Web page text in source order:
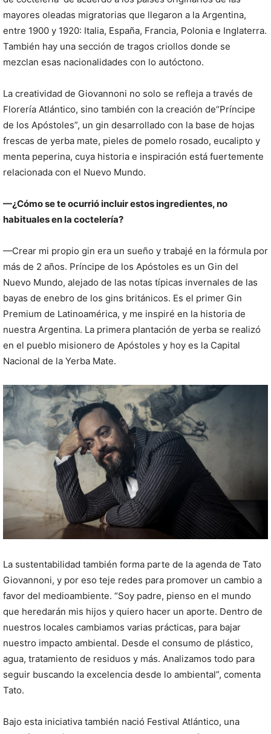
mayores oleadas migratorias que llegaron a la Argentina,
entre 1900 y 1920: Italia, España, Francia, Polonia e Inglaterra.
También hay una sección de tragos criollos donde se
mezclan esas nacionalidades con lo autóctono.
La creatividad de Giovannoni no solo se refleja a través de
Florería Atlántico, sino también con la creación de“Príncipe
de los Apóstoles”, un gin desarrollado con la base de hojas
frescas de yerba mate, pieles de pomelo rosado, eucalipto y
menta peperina, cuya historia e inspiración está fuertemente
relacionada con el Nuevo Mundo.
—¿Cómo se te ocurrió incluir estos ingredientes, no
habituales en la coctelería?
—Crear mi propio gin era un sueño y trabajé en la fórmula por
más de 2 años. Príncipe de los Apóstoles es un Gin del
Nuevo Mundo, alejado de las notas típicas invernales de las
bayas de enebro de los gins británicos. Es el primer Gin
Premium de Latinoamérica, y me inspiré en la historia de
nuestra Argentina. La primera plantación de yerba se realizó
en el pueblo misionero de Apóstoles y hoy es la Capital
Nacional de la Yerba Mate.
La sustentabilidad también forma parte de la agenda de Tato
Giovannoni, y por eso teje redes para promover un cambio a
favor del medioambiente. “Soy padre, pienso en el mundo
que heredarán mis hijos y quiero hacer un aporte. Dentro de
nuestros locales cambiamos varias prácticas, para bajar
nuestro impacto ambiental. Desde el consumo de plástico,
agua, tratamiento de residuos y más. Analizamos todo para
seguir buscando la excelencia desde lo ambiental”, comenta
Tato.
Bajo esta iniciativa también nació Festival Atlántico, una